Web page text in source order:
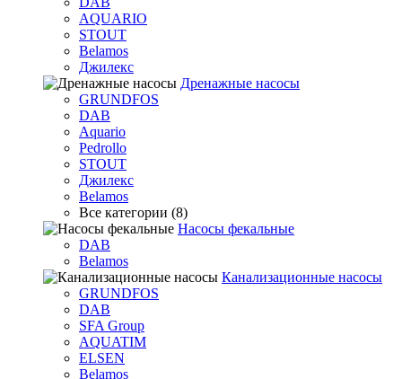
AQUARIO
STOUT
Belamos
Джилекс
Дренажные насосы
GRUNDFOS
DAB
Aquario
Pedrollo
STOUT
Джилекс
Belamos
Все категории (8)
Насосы фекальные
DAB
Belamos
Канализационные насосы
GRUNDFOS
DAB
SFA Group
AQUATIM
ELSEN
Belamos